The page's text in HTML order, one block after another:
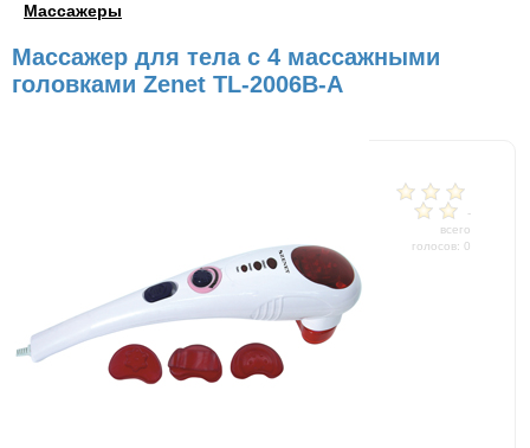
Массажеры
Массажер для тела с 4 массажными
головками Zenet TL-2006B-A
-
всего
голосов: 0